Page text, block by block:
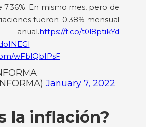
7.36%. En mismo mes, pero de
fueron: 0.38% mensual
anual.https://t.co/t0l8ptikYd
wFblQbIPsF
January 7, 2022
la inflación?